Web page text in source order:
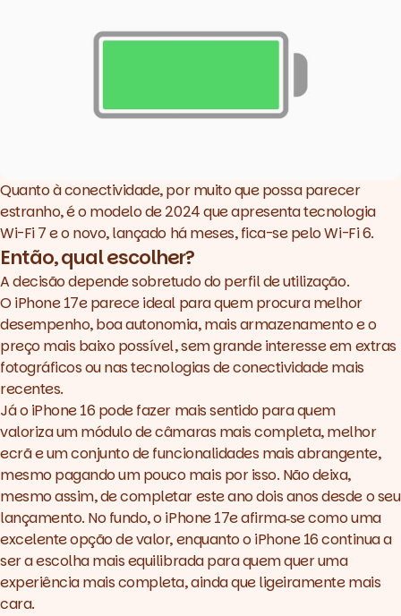
Quanto à conectividade, por muito que possa parecer
estranho, é o modelo de 2024 que apresenta tecnologia
Wi-Fi 7 e o novo, lançado há meses, fica-se pelo Wi-Fi 6.
Então, qual escolher?
A decisão depende sobretudo do perfil de utilização.
O iPhone 17e parece ideal para quem procura melhor
desempenho, boa autonomia, mais armazenamento e o
preço mais baixo possível, sem grande interesse em extras
fotográficos ou nas tecnologias de conectividade mais
recentes.
Já o iPhone 16 pode fazer mais sentido para quem
valoriza um módulo de câmaras mais completa, melhor
ecrã e um conjunto de funcionalidades mais abrangente,
mesmo pagando um pouco mais por isso. Não deixa,
mesmo assim, de completar este ano dois anos desde o seu
lançamento. No fundo, o iPhone 17e afirma‑se como uma
excelente opção de valor, enquanto o iPhone 16 continua a
ser a escolha mais equilibrada para quem quer uma
experiência mais completa, ainda que ligeiramente mais
cara.